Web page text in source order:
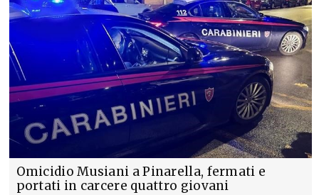
Omicidio Musiani a Pinarella, fermati e
portati in carcere quattro giovani